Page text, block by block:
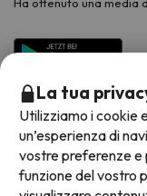
Ha ottenuto una media
La tua
Utilizziamo i cookie
un’esperienza di
vostre preferenze e
funzione del vostro